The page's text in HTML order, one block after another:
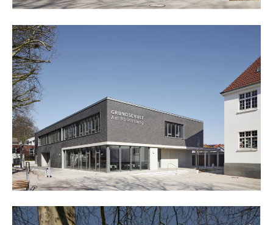
san francisco, ca 94102
have any questions?
+44 1234 567 890
drop us a line
info@yourdomain.com
about us
lorem ipsum dolor sit amet, consectetuer
adipiscing elit.
sociis natoque penatibus et magnis dis parturient